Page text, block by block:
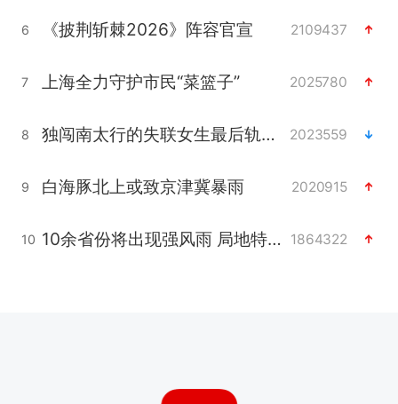
6 《披荆斩棘2026》阵容官宣 2109437
7 上海全力守护市民“菜篮子” 2025780
8 独闯南太行的失联女生最后轨迹已确认 2023559
9 白海豚北上或致京津冀暴雨 2020915
10 10余省份将出现强风雨 局地特大暴雨 1864322